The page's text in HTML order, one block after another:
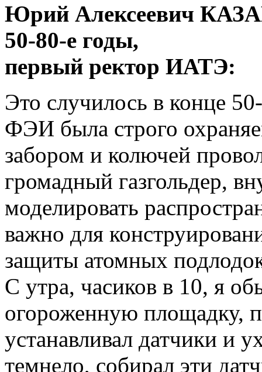
Юрий Алексеевич
50-80-е годы,
первый ректор ИАТЭ:
Это случилось в конце
ФЭИ была строго
забором и колючей
громадный газгольдер,
моделировать
важно для
защиты атомных
С утра, часиков в 10, я
огороженную площадку,
устанавливал датчики и
темнело, собирал эти